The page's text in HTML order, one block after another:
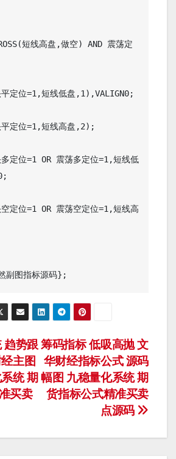
短线高盘,做空) AND 震荡定
平定位=1,短线低盘,1),VALIGN0;
平定位=1,短线高盘,2);
多定位=1 OR 震荡多定位=1,短线低
空定位=1 OR 震荡空定位=1,短线高
筹码指标 低吸高抛 文
华财经指标公式 源码
幅图 九稳量化系统 期
货指标公式精准买卖
点源码
趋势跟
主图
统 期
买卖